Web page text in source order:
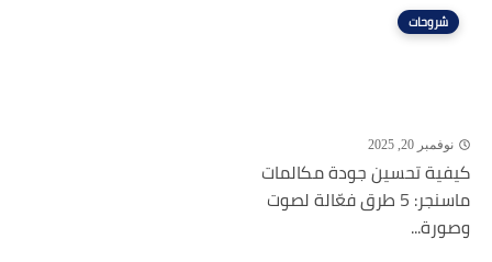
شروحات
نوفمبر 20, 2025
كيفية تحسين جودة مكالمات
ماسنجر: 5 طرق فعّالة لصوت
وصورة...